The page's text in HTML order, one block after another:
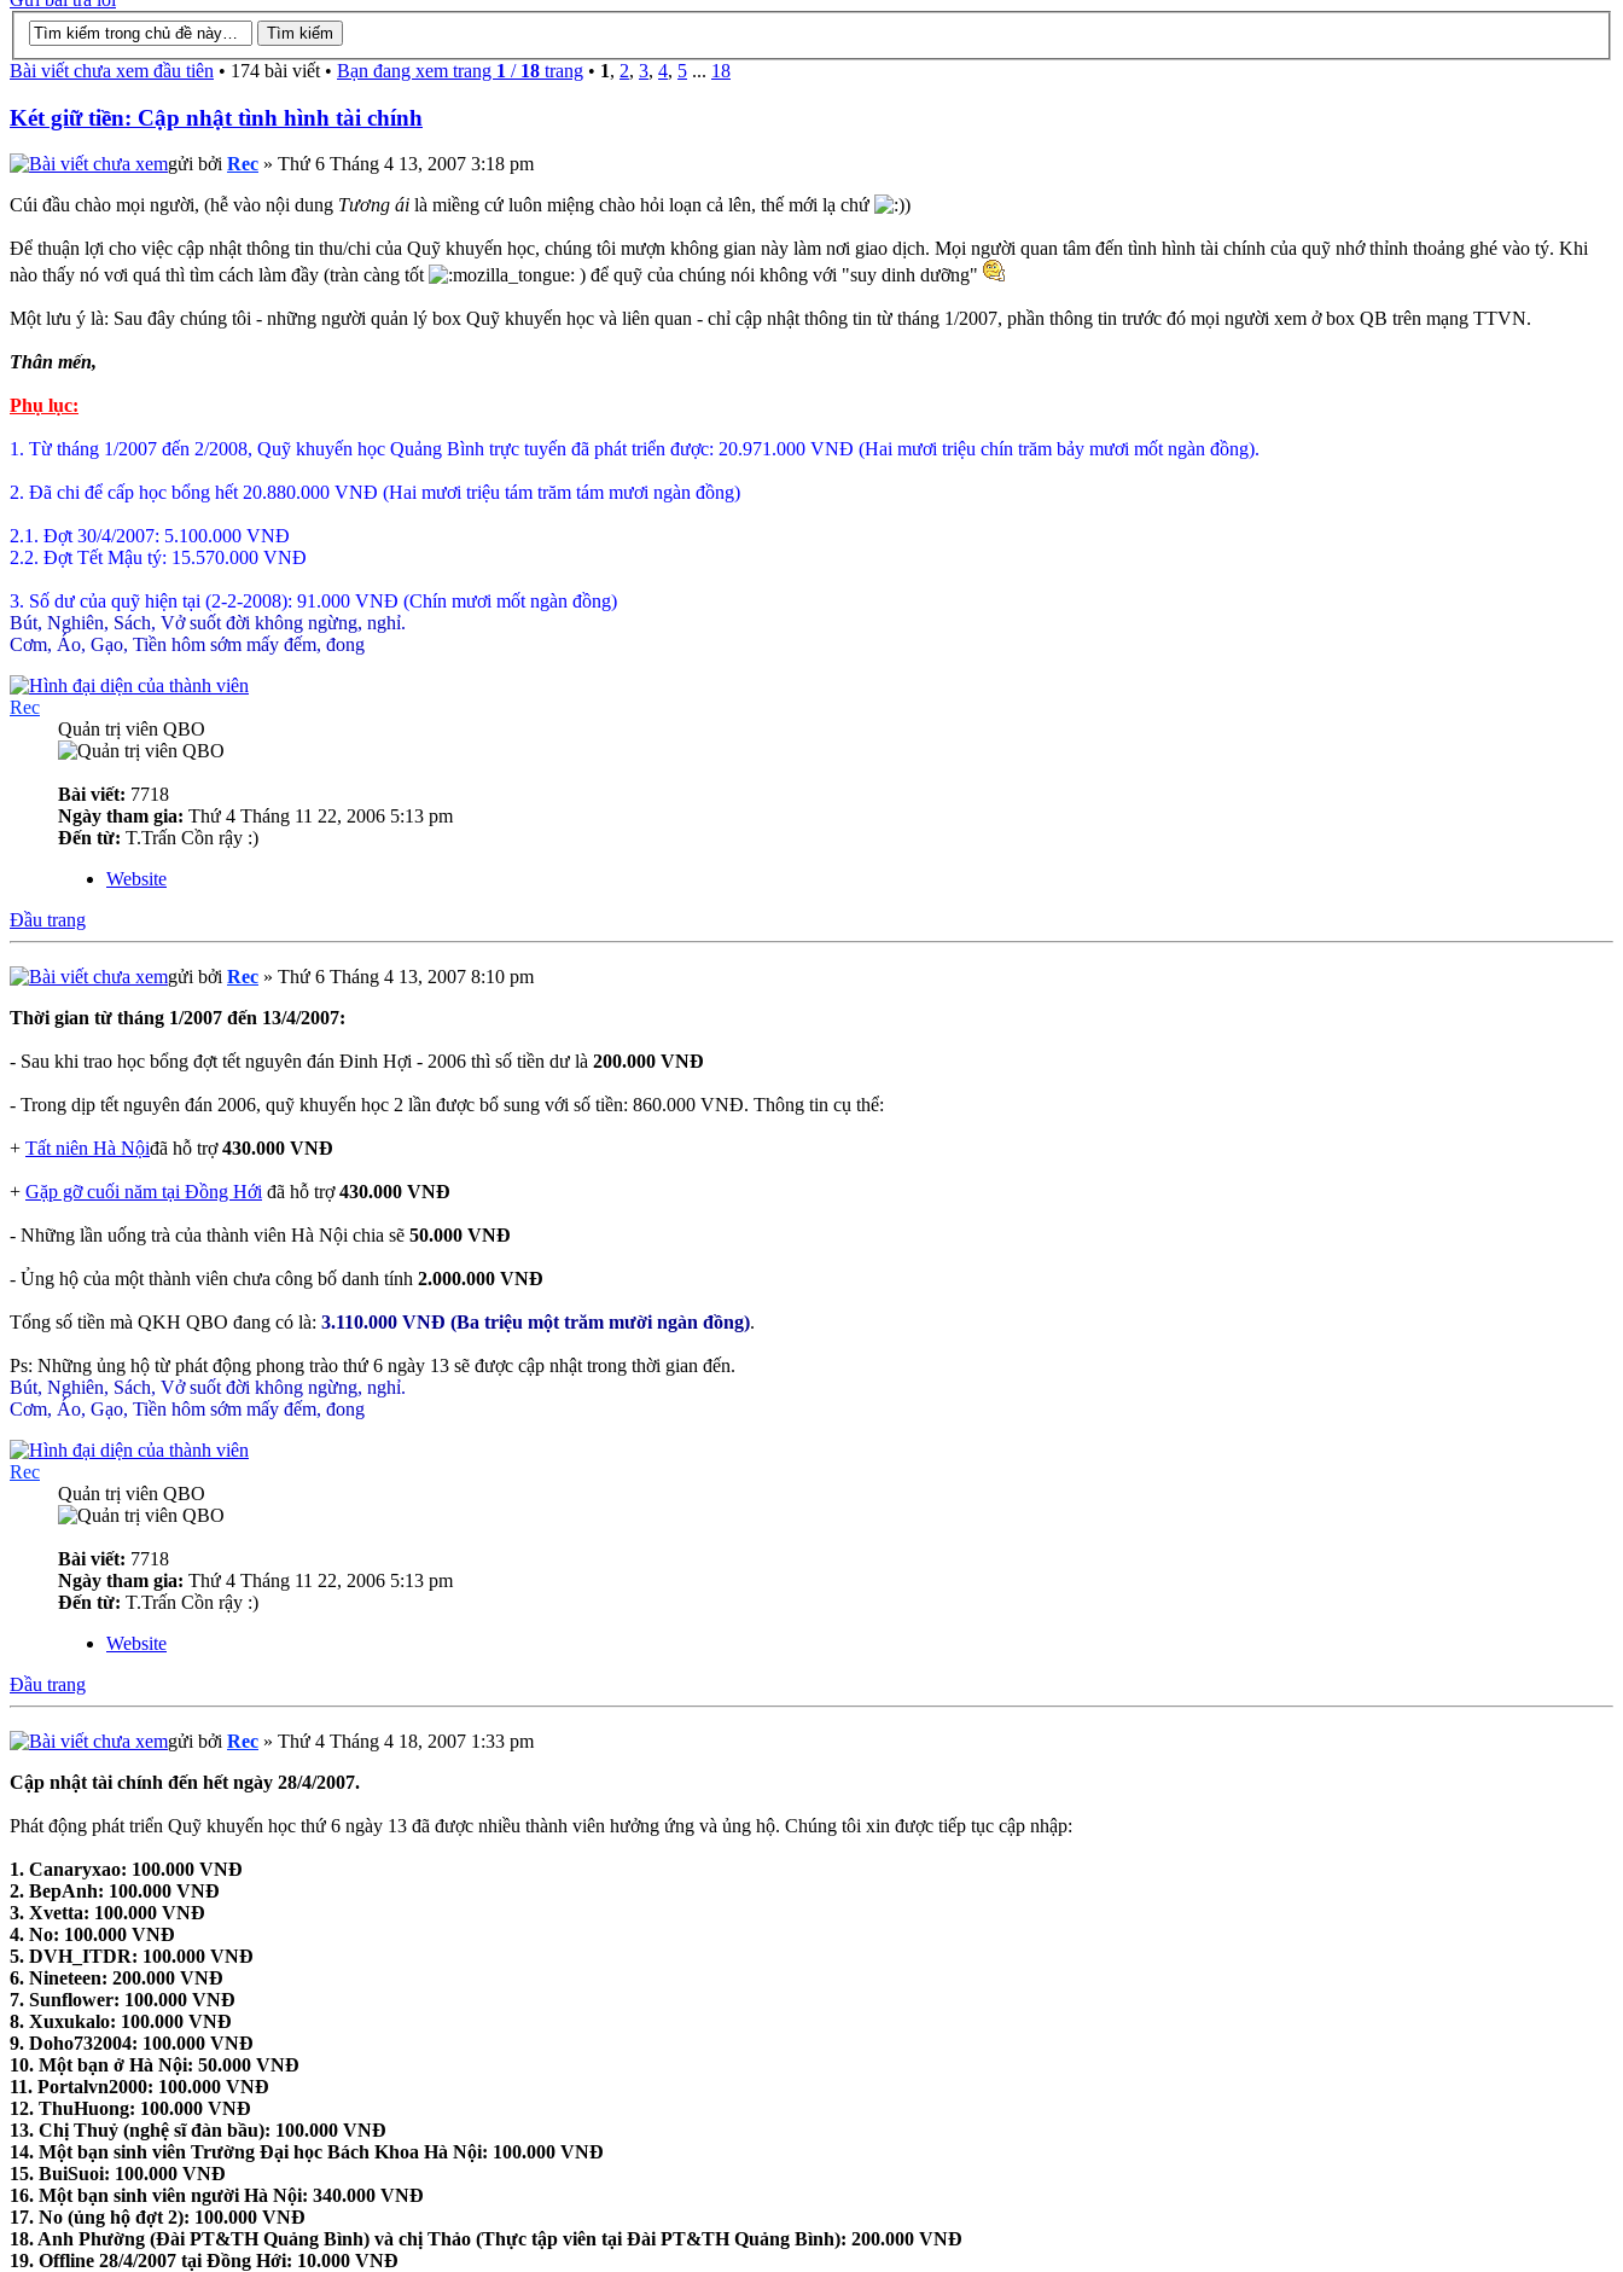
Bài viết chưa xem đầu tiên • 174 bài viết • Bạn đang xem trang 1 / 18 trang • 1, 2, 3, 4, 5 ... 18
Két giữ tiền: Cập nhật tình hình tài chính
gửi bởi Rec » Thứ 6 Tháng 4 13, 2007 3:18 pm
Cúi đầu chào mọi người, (hễ vào nội dung Tương ái là miềng cứ luôn miệng chào hỏi loạn cả lên, thế mới lạ chứ )
Để thuận lợi cho việc cập nhật thông tin thu/chi của Quỹ khuyến học, chúng tôi mượn không gian này làm nơi giao dịch. Mọi người quan tâm đến tình hình tài chính của quỹ nhớ thỉnh thoảng ghé vào tý. Khi
nào thấy nó vơi quá thì tìm cách làm đầy (tràn càng tốt
) để quỹ của chúng nói không với "suy dinh dưỡng"
Một lưu ý là: Sau đây chúng tôi - những người quản lý box Quỹ khuyến học và liên quan - chỉ cập nhật thông tin từ tháng 1/2007, phần thông tin trước đó mọi người xem ở box QB trên mạng TTVN.
Thân mến,
Phụ lục:
1. Từ tháng 1/2007 đến 2/2008, Quỹ khuyến học Quảng Bình trực tuyến đã phát triển được: 20.971.000 VNĐ (Hai mươi triệu chín trăm bảy mươi mốt ngàn đồng).
2. Đã chi để cấp học bổng hết 20.880.000 VNĐ (Hai mươi triệu tám trăm tám mươi ngàn đồng)
2.1. Đợt 30/4/2007: 5.100.000 VNĐ
2.2. Đợt Tết Mậu tý: 15.570.000 VNĐ
3. Số dư của quỹ hiện tại (2-2-2008): 91.000 VNĐ (Chín mươi mốt ngàn đồng)
Bút, Nghiên, Sách, Vở suốt đời không ngừng, nghỉ.
Cơm, Áo, Gạo, Tiền hôm sớm mấy đếm, đong
Rec
Quản trị viên QBO
Bài viết: 7718
Ngày tham gia: Thứ 4 Tháng 11 22, 2006 5:13 pm
Đến từ: T.Trấn Cồn rậy :)
Website
Đầu trang
gửi bởi Rec » Thứ 6 Tháng 4 13, 2007 8:10 pm
Thời gian từ tháng 1/2007 đến 13/4/2007:
- Sau khi trao học bổng đợt tết nguyên đán Đinh Hợi - 2006 thì số tiền dư là 200.000 VNĐ
- Trong dịp tết nguyên đán 2006, quỹ khuyến học 2 lần được bổ sung với số tiền: 860.000 VNĐ. Thông tin cụ thể:
+ Tất niên Hà Nộiđã hỗ trợ430.000 VNĐ
+ Gặp gỡ cuối năm tại Đồng Hới đã hỗ trợ430.000 VNĐ
- Những lần uống trà của thành viên Hà Nội chia sẽ 50.000 VNĐ
- Ủng hộ của một thành viên chưa công bố danh tính 2.000.000 VNĐ
Tổng số tiền mà QKH QBO đang có là: 3.110.000 VNĐ (Ba triệu một trăm mười ngàn đồng).
Ps: Những ủng hộ từ phát động phong trào thứ 6 ngày 13 sẽ được cập nhật trong thời gian đến.
Bút, Nghiên, Sách, Vở suốt đời không ngừng, nghỉ.
Cơm, Áo, Gạo, Tiền hôm sớm mấy đếm, đong
Rec
Quản trị viên QBO
Bài viết: 7718
Ngày tham gia: Thứ 4 Tháng 11 22, 2006 5:13 pm
Đến từ: T.Trấn Cồn rậy :)
Website
Đầu trang
gửi bởi Rec » Thứ 4 Tháng 4 18, 2007 1:33 pm
Cập nhật tài chính đến hết ngày 28/4/2007.
Phát động phát triển Quỹ khuyến học thứ 6 ngày 13 đã được nhiều thành viên hưởng ứng và ủng hộ. Chúng tôi xin được tiếp tục cập nhập:
1. Canaryxao: 100.000 VNĐ
2. BepAnh: 100.000 VNĐ
3. Xvetta: 100.000 VNĐ
4. No: 100.000 VNĐ
5. DVH_ITDR: 100.000 VNĐ
6. Nineteen: 200.000 VNĐ
7. Sunflower: 100.000 VNĐ
8. Xuxukalo: 100.000 VNĐ
9. Doho732004: 100.000 VNĐ
10. Một bạn ở Hà Nội: 50.000 VNĐ
11. Portalvn2000: 100.000 VNĐ
12. ThuHuong: 100.000 VNĐ
13. Chị Thuỷ (nghệ sĩ đàn bầu): 100.000 VNĐ
14. Một bạn sinh viên Trường Đại học Bách Khoa Hà Nội: 100.000 VNĐ
15. BuiSuoi: 100.000 VNĐ
16. Một bạn sinh viên người Hà Nội: 340.000 VNĐ
17. No (ủng hộ đợt 2): 100.000 VNĐ
18. Anh Phường (Đài PT&TH Quảng Bình) và chị Thảo (Thực tập viên tại Đài PT&TH Quảng Bình): 200.000 VNĐ
19. Offline 28/4/2007 tại Đồng Hới: 10.000 VNĐ